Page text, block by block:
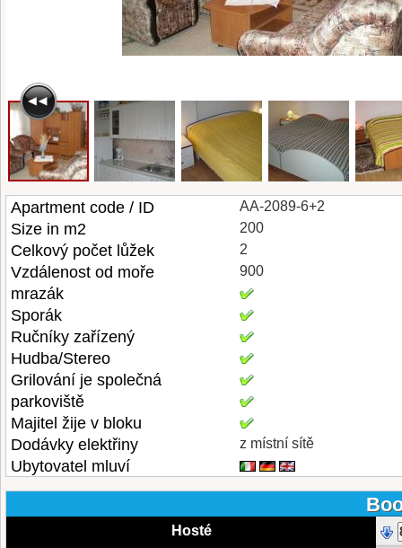
Apartment code / ID AA-2089-6+2
Size in m2 200
Celkový počet lůžek 2
Vzdálenost od moře 900
mrazák
Sporák
Ručníky zařízený
Hudba/Stereo
Grilování je společná
parkoviště
Majitel žije v bloku
Dodávky elektřiny
z místní sítě
Ubytovatel mluví
Hosté